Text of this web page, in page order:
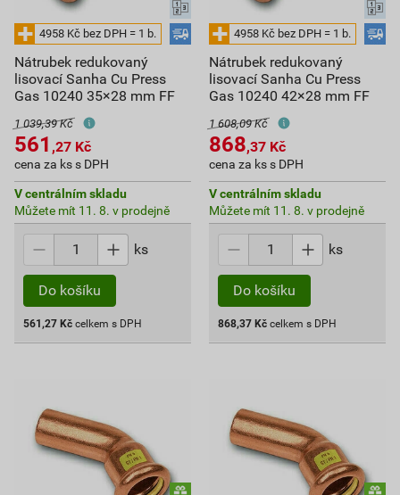
Nátrubek redukovaný
lisovací Sanha Cu Press
Gas 10240 35×28 mm FF
1 039,39 Kč
561 ,27 Kč
cena za ks s DPH
V centrálním skladu
Můžete mít 11. 8. v prodejně
ks
Do košíku
561,27 Kč celkem s DPH
Nátrubek redukovaný
lisovací Sanha Cu Press
Gas 10240 42×28 mm FF
1 608,09 Kč
868,37 Kč
cena za ks s DPH
V centrálním skladu
Můžete mít 11. 8. v prodejně
ks
Do košíku
868,37 Kč celkem s DPH